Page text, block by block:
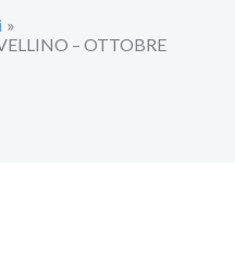
– OTTOBRE